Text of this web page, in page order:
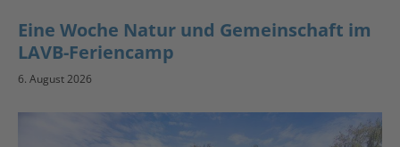
Eine Woche Natur und Gemeinschaft im
LAVB-Feriencamp
6. August 2026